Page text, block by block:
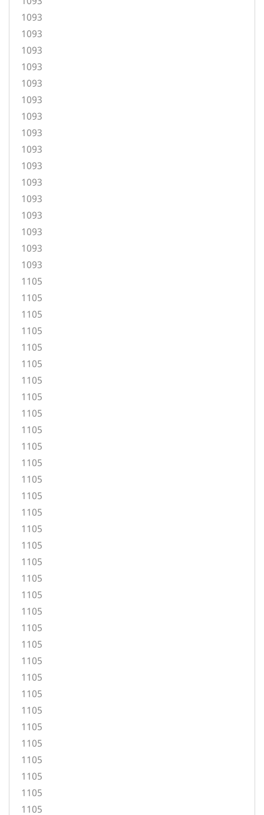
1093
1093
1093
1093
1093
1093
1093
1093
1093
1093
1093
1093
1093
1093
1093
1093
1105
1105
1105
1105
1105
1105
1105
1105
1105
1105
1105
1105
1105
1105
1105
1105
1105
1105
1105
1105
1105
1105
1105
1105
1105
1105
1105
1105
1105
1105
1105
1105
1105